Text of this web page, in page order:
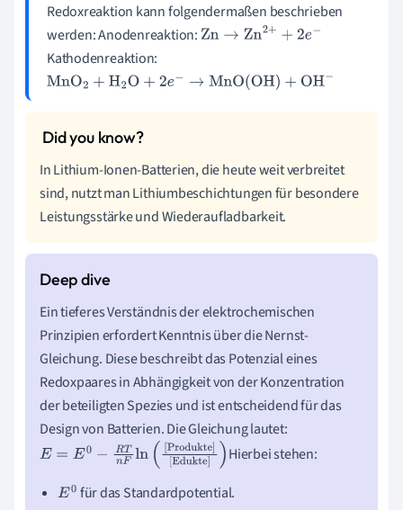
Redoxreaktion kann folgendermaßen beschrieben
werden: Anodenreaktion: Zn→Zn 2++2e−
Kathodenreaktion:
MnO2+ H2 O+2e− →MnO(OH) +OH−
In Lithium-Ionen-Batterien, die heute weit verbreitet
sind, nutzt man Lithiumbeschichtungen für besondere
Leistungsstärke und Wiederaufladbarkeit.
Ein tieferes Verständnis der elektrochemischen
Prinzipien erfordert Kenntnis über die Nernst-
Gleichung. Diese beschreibt das Potenzial eines
Redoxpaares in Abhängigkeit von der Konzentration
der beteiligten Spezies und ist entscheidend für das
Design von Batterien. Die Gleichung lautet:
E= E0 −RTnFln([Produkte]
[Edukte]
Hierbei stehen:
E0 für das Standardpotential.